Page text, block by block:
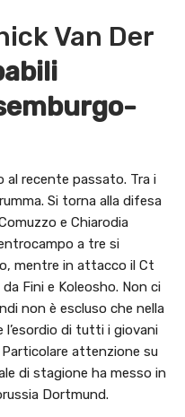
Van Der
al recente passato. Tra i
Si torna alla difesa
e Chiarodia
a tre si
mentre in attacco il Ct
Fini e Koleosho. Non ci
non è escluso che nella
l’esordio di tutti i giovani
Particolare attenzione su
di stagione ha messo in
Dortmund.